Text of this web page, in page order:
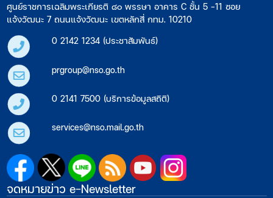
ศูนย์ราชการเฉลิมพระเกียรติ ๘๐ พรรษา อาคาร C ชั้น 5 -11 ซอย
แจ้งวัฒนะ 7 ถนนแจ้งวัฒนะ เขตหลักสี่ กทม. 10210
0 2142 1234 (ประชาสัมพันธ์)
prgroup@nso.go.th
0 2141 7500 (บริการข้อมูลสถิติ)
services@nso.mail.go.th
จดหมายข่าว e-Newsletter